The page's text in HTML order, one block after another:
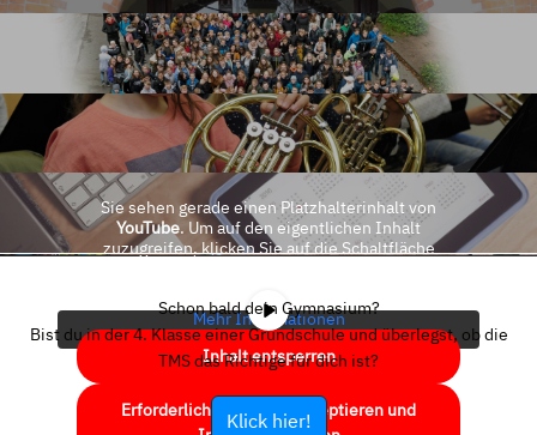
Sie sehen gerade einen Platzhalterinhalt von
YouTube. Um auf den eigentlichen Inhalt
zuzugreifen, klicken Sie auf die Schaltfläche
Mehr Informationen
Inhalt entsperren
Erforderlichen Service akzeptieren und
Schon bald dein Gymnasium?
Bist du in der 4. Klasse einer Grundschule und überlegst, ob die
TMS das Richtige für dich ist?
Klick hier!